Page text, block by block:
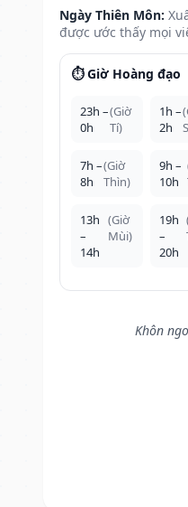
Ngày Thiên Môn:
được ước thấy mọi
⏱️ Giờ Hoàng đạo
23h –
0h
(Giờ
Tí)
1h –
2h
7h –
8h
(Giờ
Thìn)
9h –
10h
13h
–
14h
(Giờ
Mùi)
19h
–
20h
Khôn